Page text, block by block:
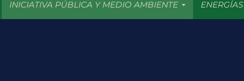
INICIATIVA PÚBLICA Y MEDIO AMBIENTE ENERGÍAS